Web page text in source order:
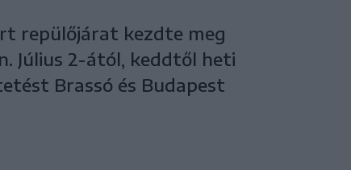
repülőjárat kezdte meg
Július 2-ától, keddtől heti
Brassó és Budapest